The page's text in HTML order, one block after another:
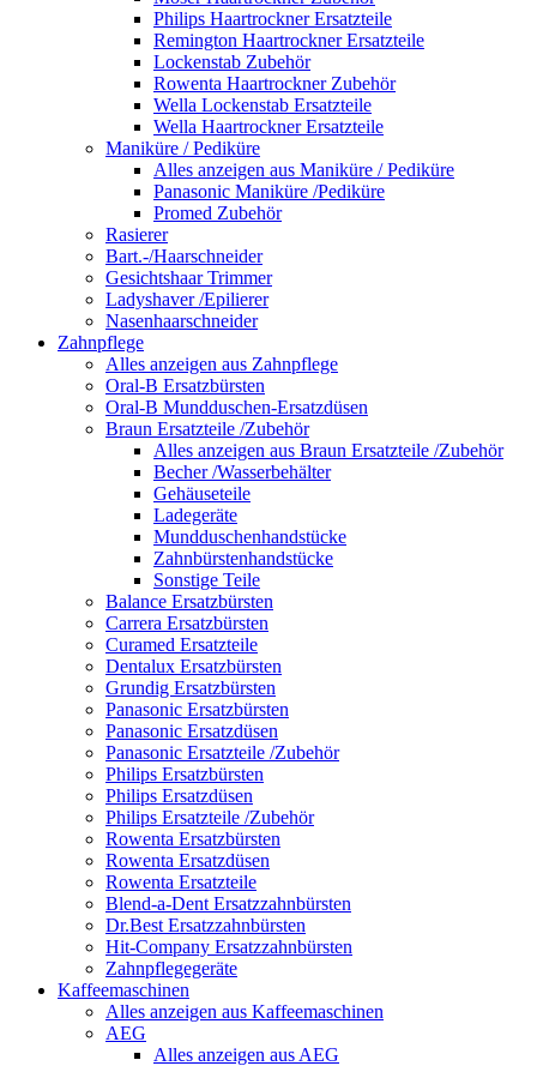
Philips Haartrockner Ersatzteile
Remington Haartrockner Ersatzteile
Lockenstab Zubehör
Rowenta Haartrockner Zubehör
Wella Lockenstab Ersatzteile
Wella Haartrockner Ersatzteile
Maniküre / Pediküre
Alles anzeigen aus Maniküre / Pediküre
Panasonic Maniküre /Pediküre
Promed Zubehör
Rasierer
Bart.-/Haarschneider
Gesichtshaar Trimmer
Ladyshaver /Epilierer
Nasenhaarschneider
Zahnpflege
Alles anzeigen aus Zahnpflege
Oral-B Ersatzbürsten
Oral-B Mundduschen-Ersatzdüsen
Braun Ersatzteile /Zubehör
Alles anzeigen aus Braun Ersatzteile /Zubehör
Becher /Wasserbehälter
Gehäuseteile
Ladegeräte
Mundduschenhandstücke
Zahnbürstenhandstücke
Sonstige Teile
Balance Ersatzbürsten
Carrera Ersatzbürsten
Curamed Ersatzteile
Dentalux Ersatzbürsten
Grundig Ersatzbürsten
Panasonic Ersatzbürsten
Panasonic Ersatzdüsen
Panasonic Ersatzteile /Zubehör
Philips Ersatzbürsten
Philips Ersatzdüsen
Philips Ersatzteile /Zubehör
Rowenta Ersatzbürsten
Rowenta Ersatzdüsen
Rowenta Ersatzteile
Blend-a-Dent Ersatzzahnbürsten
Dr.Best Ersatzzahnbürsten
Hit-Company Ersatzzahnbürsten
Zahnpflegegeräte
Kaffeemaschinen
Alles anzeigen aus Kaffeemaschinen
AEG
Alles anzeigen aus AEG